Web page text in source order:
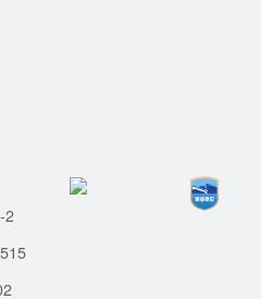
2